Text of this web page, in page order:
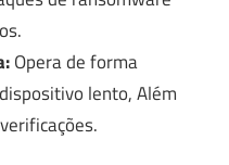
Opera de forma
lento, Além